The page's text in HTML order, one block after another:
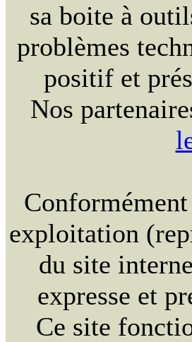
sa boite à
problèmes
positif et
Nos
exploitation
du site
expresse et
Ce site